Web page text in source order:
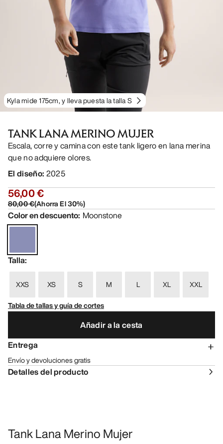
Kyla mide 175cm, y lleva puesta la talla S
TANK LANA MERINO MUJER
Escala, corre y camina con este tank ligero en lana merina
que no adquiere olores.
El diseño: 2025
56,00 €
80,00 €(Ahorra El30%)
Color en descuento: Moonstone
Talla:
XXS XS S M L XL
XXL
Tabla de tallas y guía de cortes
Añadir a la cesta
Entrega
Envío y devoluciones gratis
Detalles del producto
Tank Lana Merino Mujer